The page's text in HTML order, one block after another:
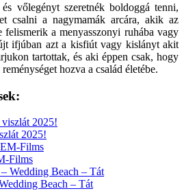
vőlegényt szeretnék boldoggá tenni,
csalni a nagymamák arcára, akik az
felismerik a menyasszonyi ruhába vagy
ifjúban azt a kisfiút vagy kislányt akit
tartottak, és aki éppen csak, hogy
hozva a család életébe.
2025!
Films
Beach – Tát